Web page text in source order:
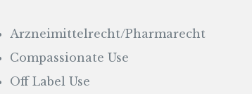
Arzneimittelrecht/Pharmarecht
Compassionate Use
Off Label Use